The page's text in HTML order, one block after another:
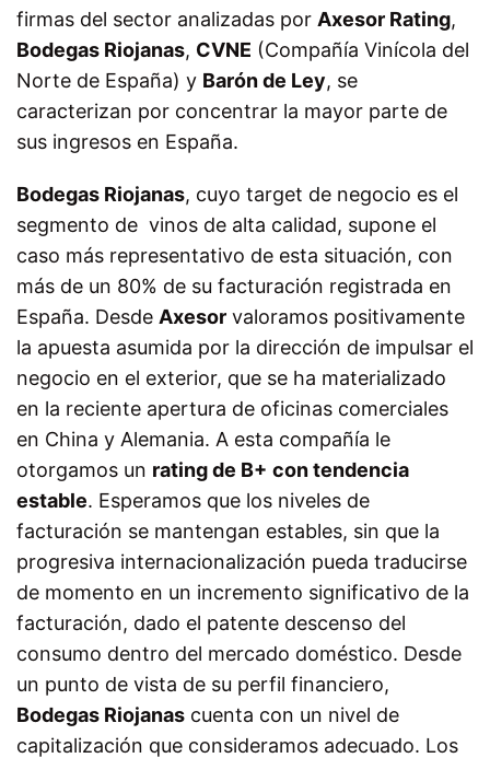
firmas del sector analizadas por Axesor Rating,
Bodegas Riojanas, CVNE (Compañía Vinícola del
Norte de España) y Barón de Ley, se
caracterizan por concentrar la mayor parte de
sus ingresos en España.
Bodegas Riojanas, cuyo target de negocio es el
segmento de vinos de alta calidad, supone el
caso más representativo de esta situación, con
más de un 80% de su facturación registrada en
España. Desde Axesor valoramos positivamente
la apuesta asumida por la dirección de impulsar el
negocio en el exterior, que se ha materializado
en la reciente apertura de oficinas comerciales
en China y Alemania. A esta compañía le
otorgamos un rating de B+ con tendencia
estable. Esperamos que los niveles de
facturación se mantengan estables, sin que la
progresiva internacionalización pueda traducirse
de momento en un incremento significativo de la
facturación, dado el patente descenso del
consumo dentro del mercado doméstico. Desde
un punto de vista de su perfil financiero,
Bodegas Riojanas cuenta con un nivel de
capitalización que consideramos adecuado. Los